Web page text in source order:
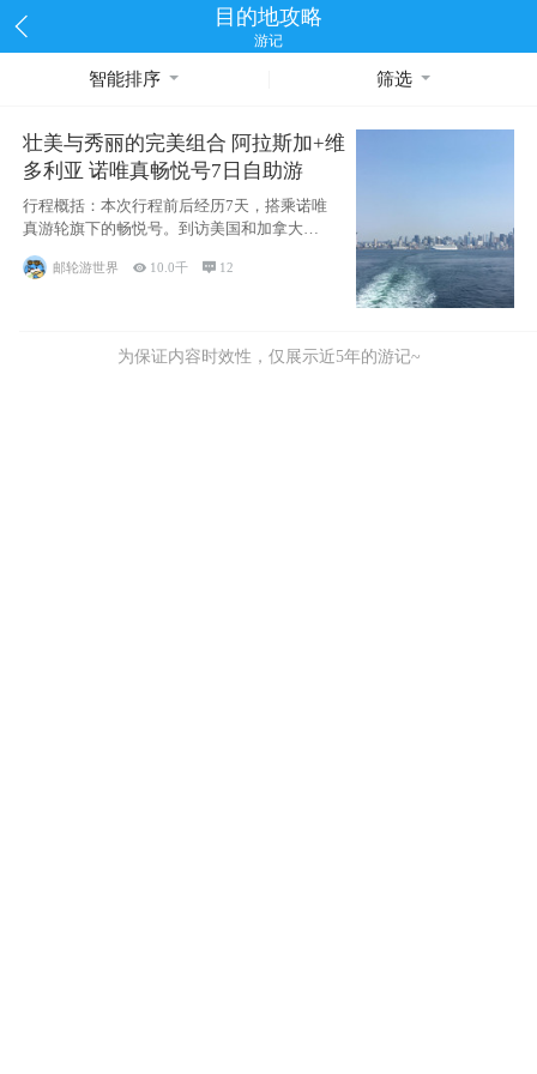
目的地攻略
游记
智能排序 筛选
壮美与秀丽的完美组合 阿拉斯加+维
多利亚 诺唯真畅悦号7日自助游
行程概括：本次行程前后经历7天，搭乘诺唯
真游轮旗下的畅悦号。到访美国和加拿大的4
个州/省：美国华盛顿州
邮轮游世界  10.0千  12
为保证内容时效性，仅展示近5年的游记~